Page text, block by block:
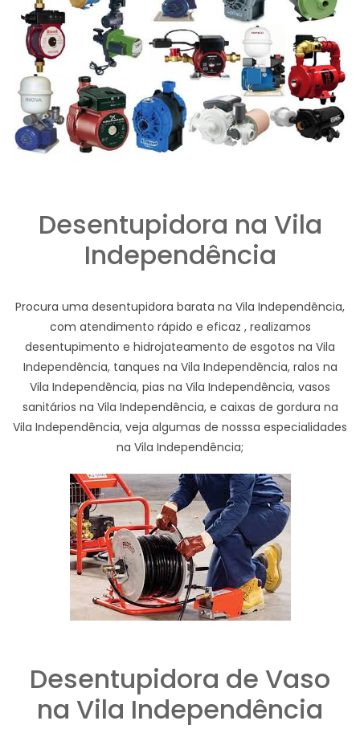
Desentupidora na Vila
Independência
Procura uma desentupidora barata na Vila Independência,
com atendimento rápido e eficaz , realizamos
desentupimento e hidrojateamento de esgotos na Vila
Independência, tanques na Vila Independência, ralos na
Vila Independência, pias na Vila Independência, vasos
sanitários na Vila Independência, e caixas de gordura na
Vila Independência, veja algumas de nosssa especialidades
na Vila Independência;
Desentupidora de Vaso
na Vila Independência